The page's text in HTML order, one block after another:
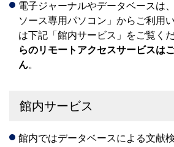
電子ジャーナルやデータベースは
ソース専用パソコン」からご利用
は下記「館内サービス」をご覧く
らのリモートアクセスサービスは
ん。
館内サービス
館内ではデータベースによる文献